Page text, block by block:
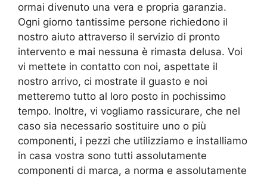
ormai divenuto una vera e propria garanzia.
Ogni giorno tantissime persone richiedono il
nostro aiuto attraverso il servizio di pronto
intervento e mai nessuna è rimasta delusa. Voi
vi mettete in contatto con noi, aspettate il
nostro arrivo, ci mostrate il guasto e noi
metteremo tutto al loro posto in pochissimo
tempo. Inoltre, vi vogliamo rassicurare, che nel
caso sia necessario sostituire uno o più
componenti, i pezzi che utilizziamo e installiamo
in casa vostra sono tutti assolutamente
componenti di marca, a norma e assolutamente